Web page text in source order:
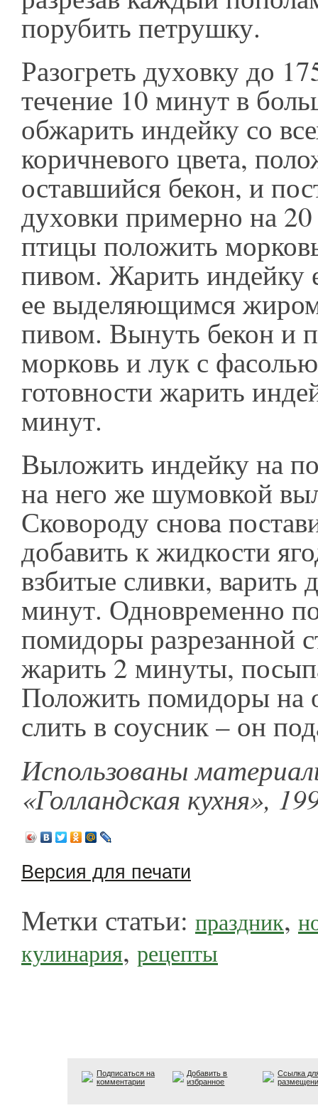
порубить петрушку.
Разогреть духовку до
течение 10 минут в
обжарить индейку со
коричневого цвета,
оставшийся бекон, и
духовки примерно на
птицы положить
пивом. Жарить индейку
ее выделяющимся
пивом. Вынуть бекон и
морковь и лук с
готовности жарить
минут.
Выложить индейку на
на него же шумовкой
Сковороду снова
добавить к жидкости
взбитые сливки, варить
минут. Одновременно
помидоры разрезанной
жарить 2 минуты,
Положить помидоры на
слить в соусник – он
Использованы
«Голландская кухня»,
Версия для печати
Метки статьи: праздник,
кулинария, рецепты
Подписаться на
комментарии
Добавить в
избранное
Ссылка